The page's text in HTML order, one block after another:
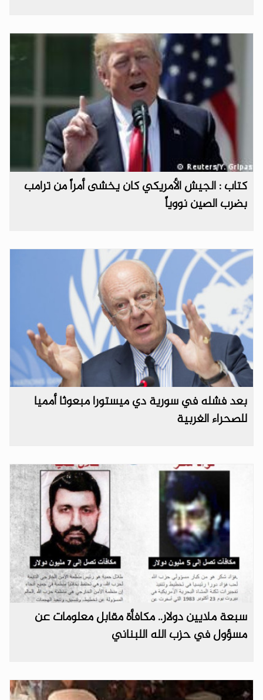
كتاب : الجيش الأمريكي كان يخشى أمراً من ترامب
بضرب الصين نووياً
بعد فشله في سورية دي ميستورا مبعوثا أمميا
للصحراء الغربية
سبعة ملايين دولار.. مكافأة مقابل معلومات عن
مسؤول في حزب الله اللبناني